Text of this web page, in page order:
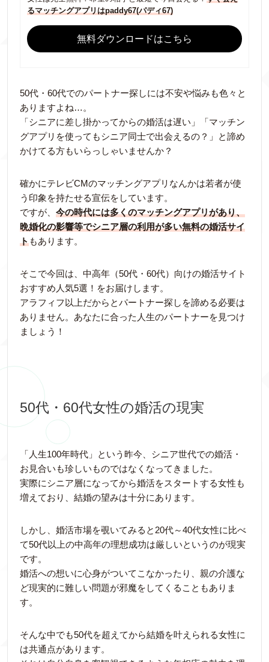
るマッチングアプリはpaddy67(パディ67)
無料ダウンロードはこちら
50代・60代でのパートナー探しには不安や悩みも色々と
ありますよね…。
「シニアに差し掛かってからの婚活は遅い」「マッチン
グアプリを使ってもシニア同士で出会えるの？」と諦め
かけてる方もいらっしゃいませんか？
確かにテレビCMのマッチングアプリなんかは若者が使
う印象を持たせる宣伝をしています。
ですが、 今の時代には多くのマッチングアプリがあり、
晩婚化の影響等でシニア層の利用が多い無料の婚活サイ
トもあります。
そこで今回は、中高年（50代・60代）向けの婚活サイト
おすすめ人気5選！をお届けします。
アラフィフ以上だからとパートナー探しを諦める必要は
ありません。あなたに合った人生のパートナーを見つけ
ましょう！
50代・60代女性の婚活の現実
「人生100年時代」という昨今、シニア世代での婚活・
お見合いも珍しいものではなくなってきました。
実際にシニア層になってから婚活をスタートする女性も
増えており、結婚の望みは十分にあります。
しかし、婚活市場を覗いてみると20代～40代女性に比べ
て50代以上の中高年の理想成功は厳しいというのが現実
です。
婚活への想いに心身がついてこなかったり、親の介護な
ど現実的に難しい問題が邪魔をしてくることもありま
す。
そんな中でも50代を超えてから結婚を叶えられる女性に
は共通点があります。